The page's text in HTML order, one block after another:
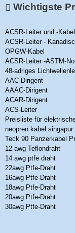
Wichtigste
ACSR-Leiter und -Kabel
ACSR-Leiter -
OPGW-Kabel
ACSR-Leiter -ASTM-
48-adriges
AAC-Dirigent
AAAC-Dirigent
ACAR-Dirigent
ACS-Leiter
Preisliste für
neopren kabel
Teck 90 Panzerkabel
12 awg Teflondraht
14 awg ptfe draht
22awg Ptfe-Draht
16awg Ptfe-Draht
18awg Ptfe-Draht
20awg Ptfe-Draht
30awg Ptfe-Draht